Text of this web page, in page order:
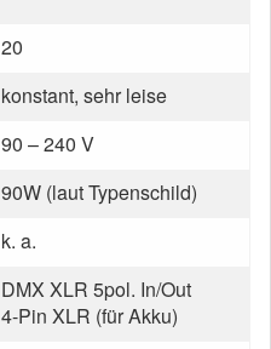
20
konstant, sehr leise
90 – 240 V
90W (laut Typenschild)
k. a.
DMX XLR 5pol. In/Out
4-Pin XLR (für Akku)